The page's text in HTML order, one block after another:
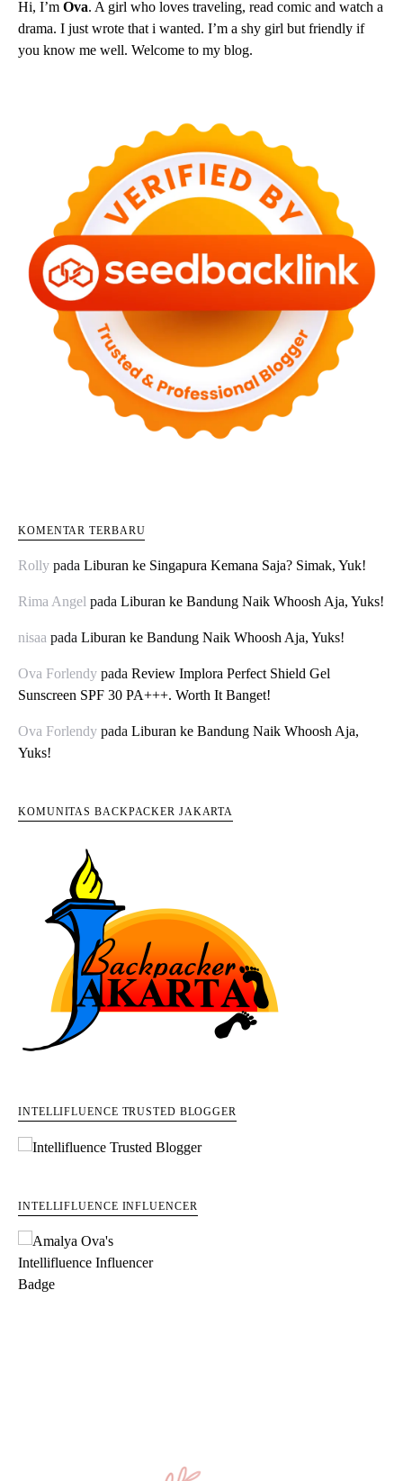
Hi, I’m Ova. A girl who loves traveling, read comic and watch a
drama. I just wrote that i wanted. I’m a shy girl but friendly if
you know me well. Welcome to my blog.
KOMENTAR TERBARU
Rolly pada Liburan ke Singapura Kemana Saja? Simak, Yuk!
Rima Angel pada Liburan ke Bandung Naik Whoosh Aja, Yuks!
nisaa pada Liburan ke Bandung Naik Whoosh Aja, Yuks!
Ova Forlendy pada Review Implora Perfect Shield Gel
Sunscreen SPF 30 PA+++. Worth It Banget!
Ova Forlendy pada Liburan ke Bandung Naik Whoosh Aja,
Yuks!
KOMUNITAS BACKPACKER JAKARTA
INTELLIFLUENCE TRUSTED BLOGGER
INTELLIFLUENCE INFLUENCER